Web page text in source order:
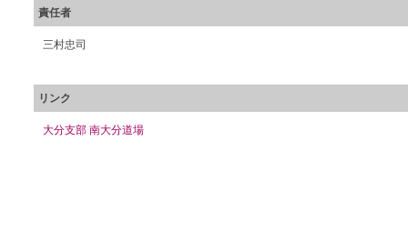
責任者
三村忠司
リンク
大分支部 南大分道場